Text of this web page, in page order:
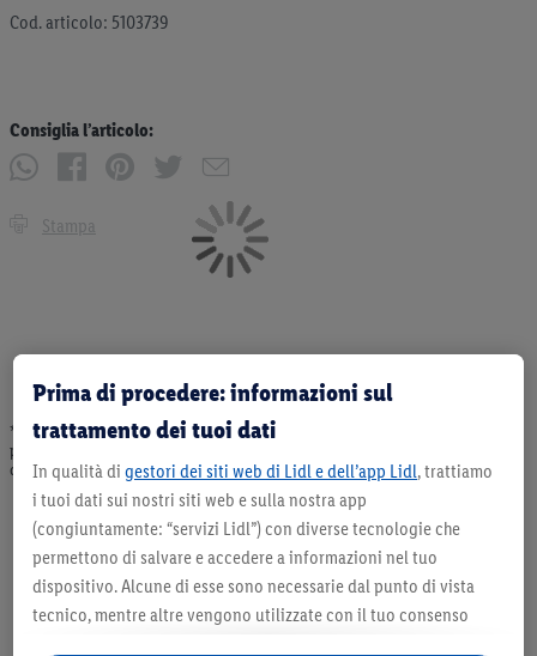
Cod. articolo: 5103739
Consiglia l’articolo:
Stampa
* Offerta valida fino ad esaurimento scorte. Tutti i prezzi senza decorazioni. I
prodotti qui reclamizzati, soprattutto quelli non-food, non fanno sempre parte
dell’assortimento. Ill. dimostrativa.
Prima di procedere: informazioni sul
trattamento dei tuoi dati
In qualità di gestori dei siti web di Lidl e dell’app Lidl, trattiamo
i tuoi dati sui nostri siti web e sulla nostra app
(congiuntamente: “servizi Lidl”) con diverse tecnologie che
permettono di salvare e accedere a informazioni nel tuo
dispositivo. Alcune di esse sono necessarie dal punto di vista
tecnico, mentre altre vengono utilizzate con il tuo consenso